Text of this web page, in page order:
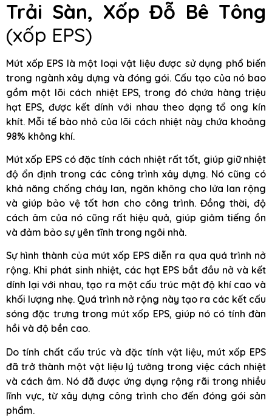
Trải Sàn, Xốp Đỗ Bê Tông
(xốp EPS)
Mút xốp EPS là một loại vật liệu được sử dụng phổ biến
trong ngành xây dựng và đóng gói. Cấu tạo của nó bao
gồm một lõi cách nhiệt EPS, trong đó chứa hàng triệu
hạt EPS, được kết dính với nhau theo dạng tổ ong kín
khít. Mỗi tế bào nhỏ của lõi cách nhiệt này chứa khoảng
98% không khí.
Mút xốp EPS có đặc tính cách nhiệt rất tốt, giúp giữ nhiệt
độ ổn định trong các công trình xây dựng. Nó cũng có
khả năng chống cháy lan, ngăn không cho lửa lan rộng
và giúp bảo vệ tốt hơn cho công trình. Đồng thời, độ
cách âm của nó cũng rất hiệu quả, giúp giảm tiếng ồn
và đảm bảo sự yên tĩnh trong ngôi nhà.
Sự hình thành của mút xốp EPS diễn ra qua quá trình nở
rộng. Khi phát sinh nhiệt, các hạt EPS bắt đầu nở và kết
dính lại với nhau, tạo ra một cấu trúc mật độ khí cao và
khối lượng nhẹ. Quá trình nở rộng này tạo ra các kết cấu
sóng đặc trưng trong mút xốp EPS, giúp nó có tính đàn
hồi và độ bền cao.
Do tính chất cấu trúc và đặc tính vật liệu, mút xốp EPS
đã trở thành một vật liệu lý tưởng trong việc cách nhiệt
và cách âm. Nó đã được ứng dụng rộng rãi trong nhiều
lĩnh vực, từ xây dựng công trình cho đến đóng gói sản
phẩm.